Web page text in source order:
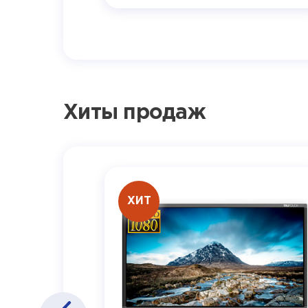
Хиты продаж
ХИТ